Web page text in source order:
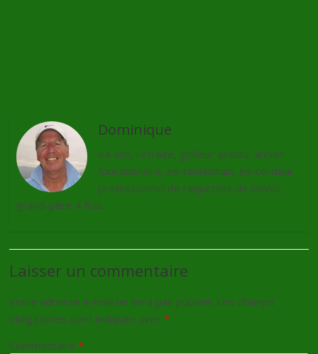
Dominique
64 ans, retraité, golfeur assidu, ancien
fonctionnaire, ex-tennisman, ex-cordeur
professionnel de raquettes de tennis,
grand-père 4 fois.
Laisser un commentaire
Votre adresse e-mail ne sera pas publiée. Les champs
obligatoires sont indiqués avec*
Commentaire*